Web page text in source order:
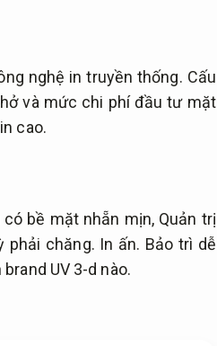
nghệ in truyền thống. Cấu
và mức chi phí đầu tư mặt
cao.
bề mặt nhẵn mịn, Quản trị
phải chăng. In ấn. Bảo trì dễ
UV 3-d nào.